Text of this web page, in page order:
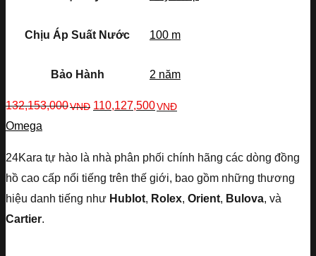
Chịu Áp Suất Nước 100 m
Bảo Hành 2 năm
132,153,000VNĐ 110,127,500VNĐ
Omega
24Kara tự hào là nhà phân phối chính hãng các dòng đồng
hồ cao cấp nổi tiếng trên thế giới, bao gồm những thương
hiệu danh tiếng như Hublot, Rolex, Orient, Bulova, và
Cartier.